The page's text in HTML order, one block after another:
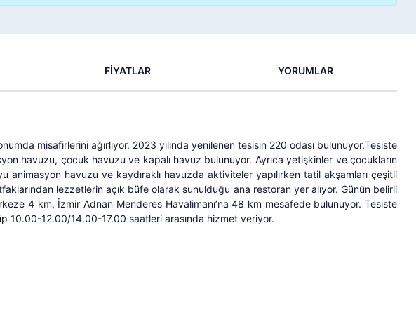
FİYATLAR YORUMLAR
misafirlerini ağırlıyor. 2023 yılında yenilenen tesisin 220 odası bulunuyor.Tesiste
havuzu, çocuk havuzu ve kapalı havuz bulunuyor. Ayrıca yetişkinler ve çocukların
havuzu ve kaydıraklı havuzda aktiviteler yapılırken tatil akşamları çeşitli
lezzetlerin açık büfe olarak sunulduğu ana restoran yer alıyor. Günün belirli
4 km, İzmir Adnan Menderes Havalimanı’na 48 km mesafede bulunuyor. Tesiste
10.00-12.00/14.00-17.00 saatleri arasında hizmet veriyor.